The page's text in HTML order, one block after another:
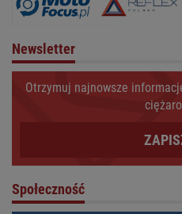
Newsletter
Otrzymuj najnowsze
Społeczność